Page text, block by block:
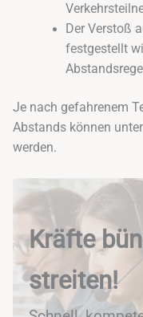
Der Verstoß
festgestellt
Je nach gefahrenem
Abstands können
werden.
Kräfte
streiten!